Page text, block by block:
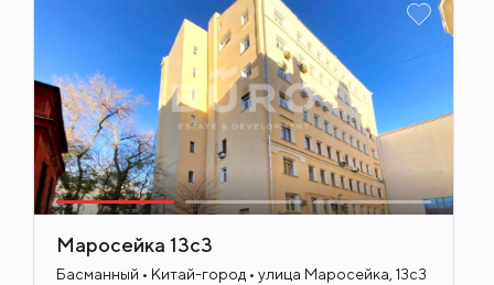
Маросейка 13с3
Басманный • Китай-город • улица Маросейка, 13с3